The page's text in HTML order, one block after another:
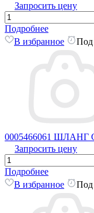
Запросить цену
Подробнее
В избранное
Под
0005466061
Запросить цену
Подробнее
В избранное
Под